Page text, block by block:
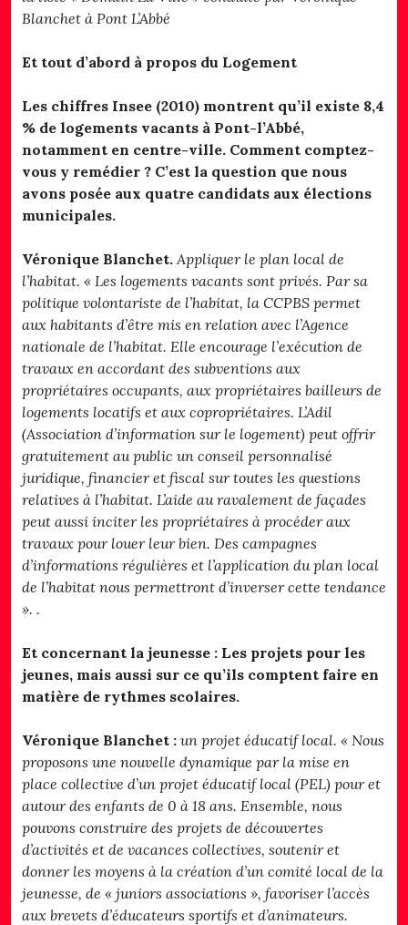
Blanchet à Pont L’Abbé
Et tout d’abord à propos du Logement
Les chiffres Insee (2010) montrent qu’il existe 8,4
% de logements vacants à Pont-l’Abbé,
notamment en centre-ville. Comment comptez-
vous y remédier ? C’est la question que nous
avons posée aux quatre candidats aux élections
municipales.
Véronique Blanchet. Appliquer le plan local de
l’habitat. « Les logements vacants sont privés. Par sa
politique volontariste de l’habitat, la CCPBS permet
aux habitants d’être mis en relation avec l’Agence
nationale de l’habitat. Elle encourage l’exécution de
travaux en accordant des subventions aux
propriétaires occupants, aux propriétaires bailleurs de
logements locatifs et aux copropriétaires. L’Adil
(Association d’information sur le logement) peut offrir
gratuitement au public un conseil personnalisé
juridique, financier et fiscal sur toutes les questions
relatives à l’habitat. L’aide au ravalement de façades
peut aussi inciter les propriétaires à procéder aux
travaux pour louer leur bien. Des campagnes
d’informations régulières et l’application du plan local
de l’habitat nous permettront d’inverser cette tendance
». .
Et concernant la jeunesse : Les projets pour les
jeunes, mais aussi sur ce qu’ils comptent faire en
matière de rythmes scolaires.
Véronique Blanchet : un projet éducatif local. « Nous
proposons une nouvelle dynamique par la mise en
place collective d’un projet éducatif local (PEL) pour et
autour des enfants de 0 à 18 ans. Ensemble, nous
pouvons construire des projets de découvertes
d’activités et de vacances collectives, soutenir et
donner les moyens à la création d’un comité local de la
jeunesse, de « juniors associations », favoriser l’accès
aux brevets d’éducateurs sportifs et d’animateurs.